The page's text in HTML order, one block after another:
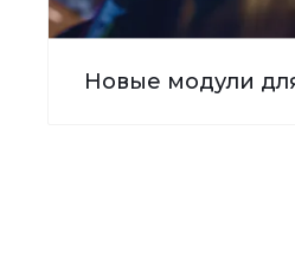
Новые модули